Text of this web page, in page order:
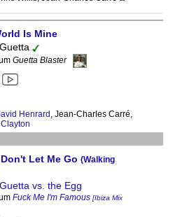
Is Mine
Guetta Blaster
Henrard , Jean-Charles Carré,
Let Me Go (Walking
vs. the Egg
Fuck Me I'm Famous [Ibiza Mix